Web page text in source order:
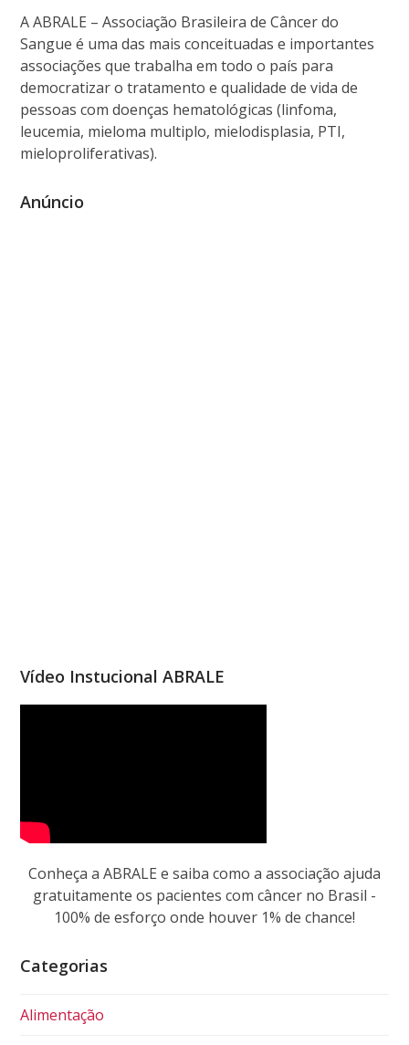
A ABRALE – Associação Brasileira de Câncer do
Sangue é uma das mais conceituadas e importantes
associações que trabalha em todo o país para
democratizar o tratamento e qualidade de vida de
pessoas com doenças hematológicas (linfoma,
leucemia, mieloma multiplo, mielodisplasia, PTI,
mieloproliferativas).
Anúncio
Vídeo Instucional ABRALE
Conheça a ABRALE e saiba como a associação ajuda
gratuitamente os pacientes com câncer no Brasil -
100% de esforço onde houver 1% de chance!
Categorias
Alimentação